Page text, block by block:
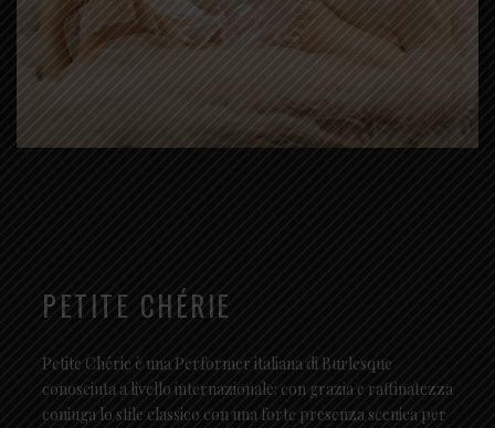
PETITE CHÉRIE
Petite Chérie è una Performer italiana di Burlesque
conosciuta a livello internazionale: con grazia e raffinatezza
coniuga lo stile classico con una forte presenza scenica per